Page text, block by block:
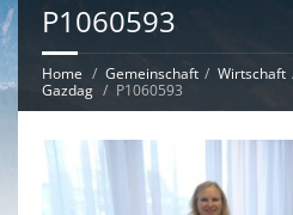
P1060593
Home Gemeinschaft Wirtschaft
Gazdag
P1060593